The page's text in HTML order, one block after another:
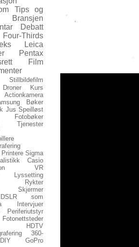
Tips og
Bransjen
Debatt
Thirds
Leica
Pentax
Film
Stillbildefilm
Droner
Kurs
Actionkamera
Bøker
Jus Speilløst
Fotobøker
Tjenester
Printere Sigma
Casio
VR
Lyssetting
Rykter
Skjermer
DSLR som
Intervjuer
Periferiutstyr
Fotonettsteder
HDTV
360-
DIY
GoPro